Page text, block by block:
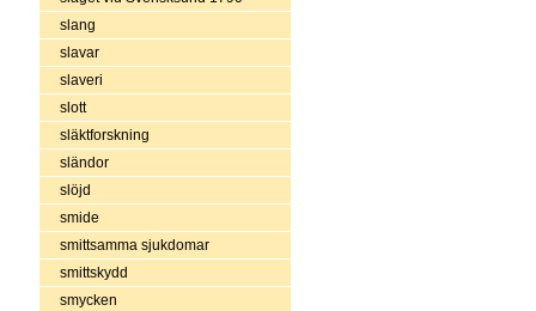
slang
slavar
slaveri
slott
släktforskning
sländor
slöjd
smide
smittsamma sjukdomar
smittskydd
smycken